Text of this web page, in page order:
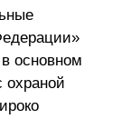
основном